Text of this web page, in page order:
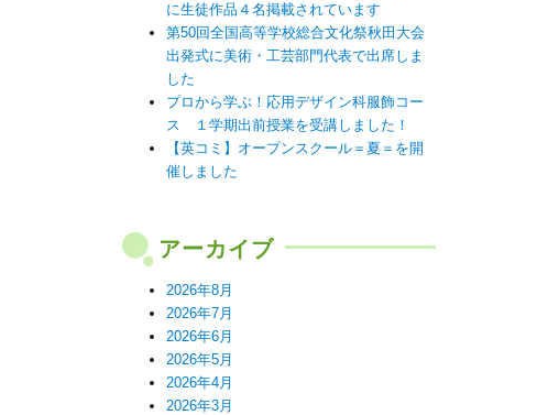
に生徒作品４名掲載されています
第50回全国高等学校総合文化祭秋田大会
出発式に美術・工芸部門代表で出席しま
した
プロから学ぶ！応用デザイン科服飾コー
ス １学期出前授業を受講しました！
【英コミ】オープンスクール＝夏＝を開
催しました
アーカイブ
2026年8月
2026年7月
2026年6月
2026年5月
2026年4月
2026年3月